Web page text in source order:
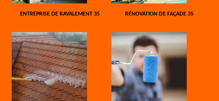
ENTREPRISE DE RAVALEMENT 35 RÉNOVATION DE FAÇADE 35